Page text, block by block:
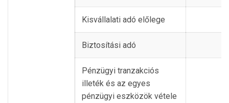
Kisvállalati adó előlege
Biztosítási adó
Pénzügyi tranzakciós
illeték és az egyes
pénzügyi eszközök vétele